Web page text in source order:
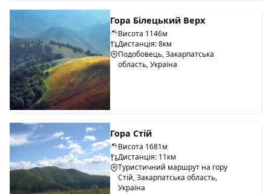
Гора Білецький Верх
Висота 1146м
Дистанція: 8км
Подобовець, Закарпатська
область, Україна
Гора Стій
Висота 1681м
Дистанція: 11км
Туристичний маршрут на гору
Стій, Закарпатська область,
Україна